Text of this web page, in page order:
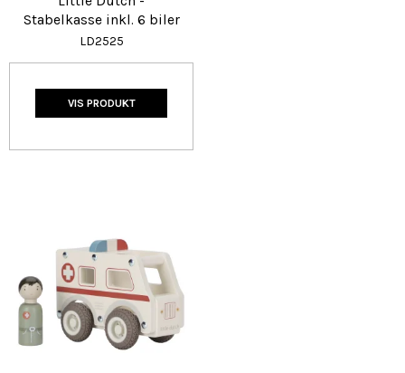
Stabelkasse inkl. 6 biler
LD2525
VIS PRODUKT